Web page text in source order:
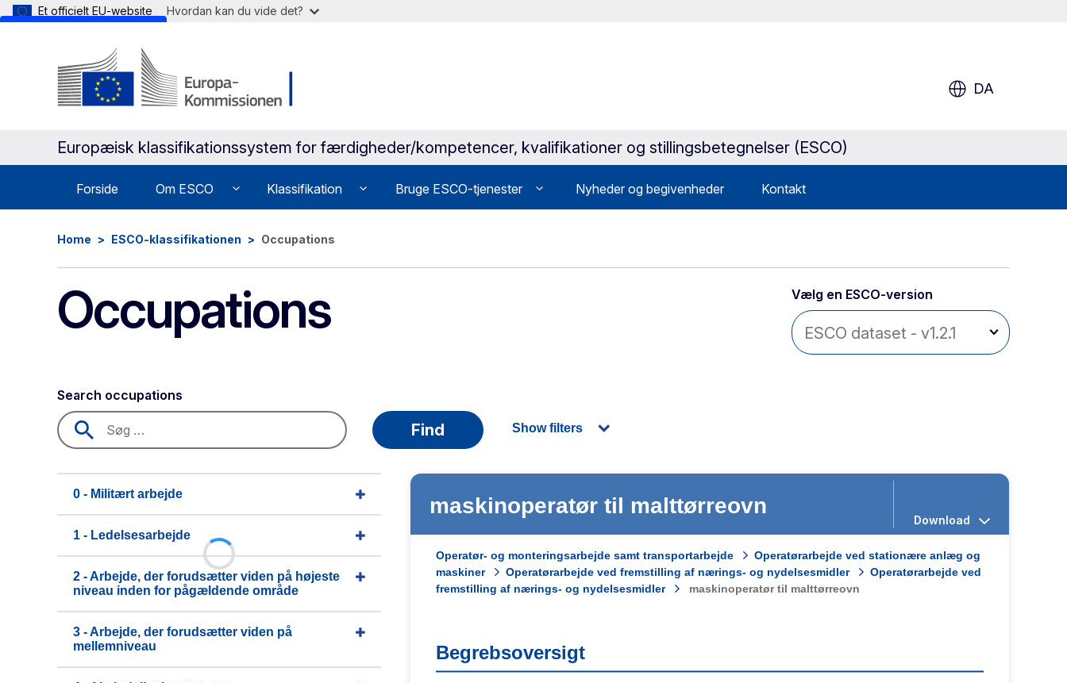
Et officielt EU-website Hvordan kan du vide det?
DA
Europæisk klassifikationssystem for færdigheder/kompetencer, kvalifikationer og stillingsbetegnelser (ESCO)
Forside Om ESCO Klassifikation Bruge ESCO-tjenester Nyheder og begivenheder Kontakt
Home ESCO-klassifikationen Occupations
Occupations Vælg en ESCO-version
Search occupations
Find Show filters
0 - Militært arbejde
1 - Ledelsesarbejde
2 - Arbejde, der forudsætter viden på højeste
niveau inden for pågældende område
3 - Arbejde, der forudsætter viden på
mellemniveau
maskinoperatør til malttørreovn
Operatør- og monteringsarbejde samt transportarbejde
Operatørarbejde ved stationære anlæg og
maskiner
Operatørarbejde ved fremstilling af nærings- og nydelsesmidler
Operatørarbejde ved
fremstilling af nærings- og nydelsesmidler
maskinoperatør til malttørreovn
Begrebsoversigt